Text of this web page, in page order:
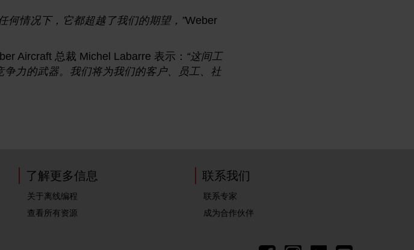
何情况下，它都超越了我们的期望， ”Weber
Aircraft 总裁 Michel Labarre 表示： “这间工
力的武器。我们将为我们的客户、员工、社
了解更多信息
关于离线编程
查看所有资源
联系我们
联系专家
成为合作伙伴